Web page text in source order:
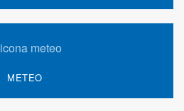
METEO